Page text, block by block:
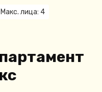
Макс. лица: 4